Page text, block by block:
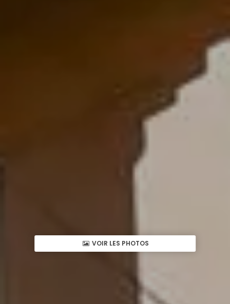
VOIR LES PHOTOS